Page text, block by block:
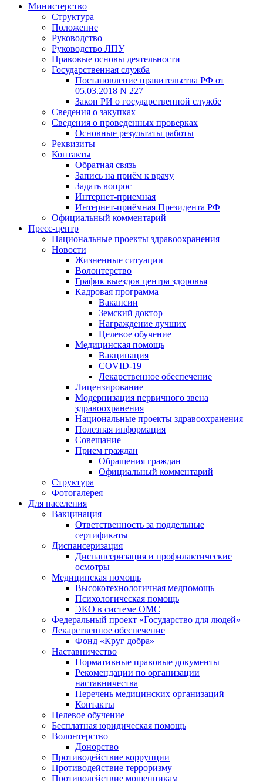
Министерство
Структура
Положение
Руководство
Руководство ЛПУ
Правовые основы деятельности
Государственная служба
Постановление правительства РФ от
05.03.2018 N 227
Закон РИ о государственной службе
Сведения о закупках
Сведения о проведенных проверках
Основные результаты работы
Реквизиты
Контакты
Обратная связь
Запись на приём к врачу
Задать вопрос
Интернет-приемная
Интернет-приёмная Президента РФ
Официальный комментарий
Пресс-центр
Национальные проекты здравоохранения
Новости
Жизненные ситуации
Волонтерство
График выездов центра здоровья
Кадровая программа
Вакансии
Земский доктор
Награждение лучших
Целевое обучение
Медицинская помощь
Вакцинация
COVID-19
Лекарственное обеспечение
Лицензирование
Модернизация первичного звена
здравоохранения
Национальные проекты здравоохранения
Полезная информация
Совещание
Прием граждан
Обращения граждан
Официальный комментарий
Структура
Фотогалерея
Для населения
Вакцинация
Ответственность за поддельные
сертификаты
Диспансеризация
Диспансеризация и профилактические
осмотры
Медицинская помощь
Высокотехнологичная медпомощь
Психологическая помощь
ЭКО в системе ОМС
Федеральный проект «Государство для людей»
Лекарственное обеспечение
Фонд «Круг добра»
Наставничество
Нормативные правовые документы
Рекомендации по организации
наставничества
Перечень медицинских организаций
Контакты
Целевое обучение
Бесплатная юридическая помощь
Волонтерство
Донорство
Противодействие коррупции
Противодействие терроризму
Противодействие мошенникам